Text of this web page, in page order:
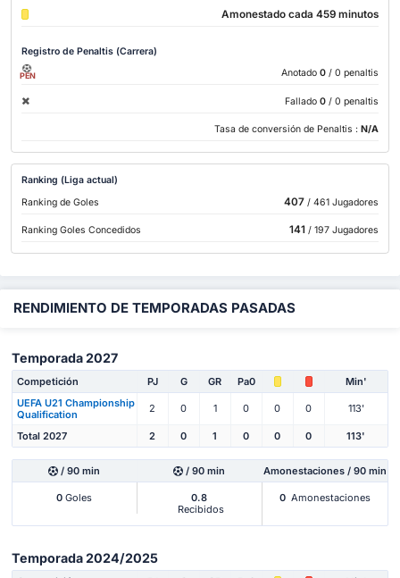
Amonestado cada 459 minutos
Registro de Penaltis (Carrera)
PEN Anotado 0 / 0 penaltis
Fallado 0 / 0 penaltis
Tasa de conversión de Penaltis : N/A
Ranking (Liga actual)
Ranking de Goles
407/ 461 Jugadores
Ranking Goles Concedidos 141 / 197 Jugadores
RENDIMIENTO DE TEMPORADAS PASADAS
Temporada 2027
Competición PJ G GR Pa0
Min'
UEFA U21 Championship
Qualification
2 0 1 0 0 0 113'
Total 2027 2 0 1 0 0 0 113'
/ 90 min / 90 min Amonestaciones / 90 min
0 Goles
0.8
Recibidos
0 Amonestaciones
Temporada 2024/2025